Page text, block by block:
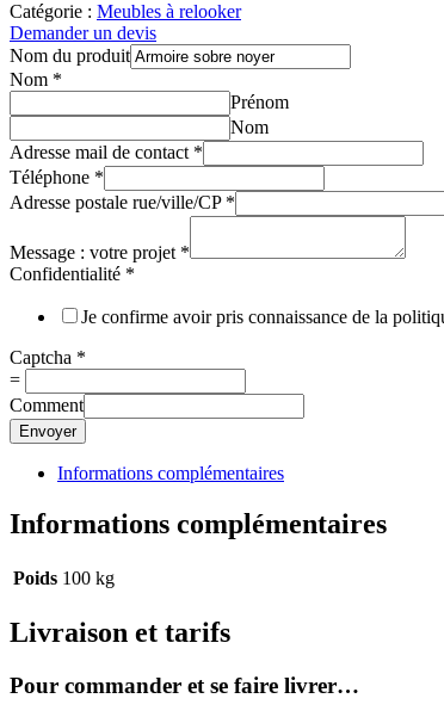
Catégorie : Meubles à relooker
Demander un devis
Nom du produit
Nom *
Prénom
Nom
Adresse mail de contact *
Téléphone *
Adresse postale rue/ville/CP *
Message : votre projet *
Confidentialité *
Je confirme avoir pris connaissance de la
Captcha *
=
Comment
Envoyer
Informations complémentaires
Informations complémentaires
Poids 100 kg
Livraison et tarifs
Pour commander et se faire livrer…